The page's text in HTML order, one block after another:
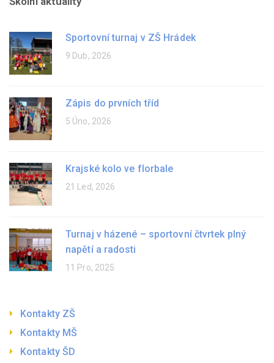
Sportovní turnaj v ZŠ Hrádek
9 Dub, 2026
Zápis do prvních tříd
5 Úno, 2026
Krajské kolo ve florbale
21 Led, 2026
Turnaj v házené – sportovní čtvrtek plný
napětí a radosti
11 Pro, 2025
Kontakty ZŠ
Kontakty MŠ
Kontakty ŠD